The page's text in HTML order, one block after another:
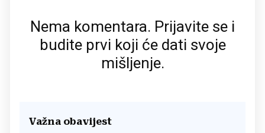
Nema komentara. Prijavite se i
budite prvi koji će dati svoje
mišljenje.
Važna obavijest